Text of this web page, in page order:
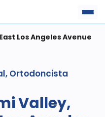
Los Angeles Avenue
Ortodoncista
Valley,